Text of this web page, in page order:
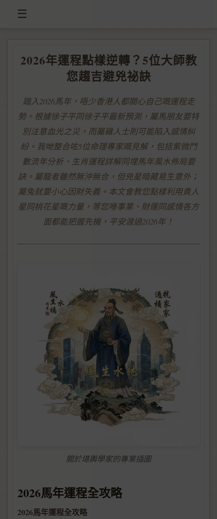
☰
2026年運程點樣逆轉？5位大師教
您趨吉避兇祕訣
踏入2026馬年，唔少香港人都關心自己嘅運程走
勢。根據徐子平同徐子平最新預測，屬馬朋友要特
別注意血光之災，而屬雞人士則可能陷入感情糾
紛。我哋整合咗5位命理專家嘅見解，包括紫微鬥
數流年分析、生肖運程詳解同埋馬年風水佈局要
訣。屬龍者雖然無沖無合，但兇星暗藏易生意外；
屬兔就要小心因財失義。本文會教您點樣利用貴人
星同桃花星嘅力量，等您喺事業、財運同感情各方
面都能把握先機，平安渡過2026年！
關於堪輿學家的專業插圖
2026馬年運程全攻略
2026馬年運程全攻略